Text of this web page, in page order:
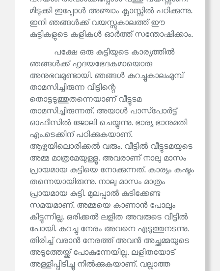
മിടുക്കി ഇപ്പോൾ അഞ്ചാം ക്ലാസ്സിൽ പഠിക്കുന്നു.
ഇനി ഞങ്ങൾക്ക് വയസ്സുകാലത്ത് ഈ
കുട്ടികളുടെ കളികൾ ഓർത്ത് സന്തോഷിക്കാം.
പക്ഷേ ഒരു കുട്ടിയുടെ കാര്യത്തിൽ
ഞങ്ങൾക്ക് ഹൃദയഭേദകമായൊരു
അനുഭവമുണ്ടായി. ഞങ്ങൾ കുറച്ചുകാലംമുമ്പ്
താമസിച്ചിരുന്ന വീട്ടിന്റെ
തൊട്ടടുത്തുതന്നെയാണ് വീട്ടുടമ
താമസിച്ചിരുന്നത്. അയാൾ പാസ്‌പോർട്ട്
ഓഫീസിൽ ജോലി ചെയ്യുന്നു. ഭാര്യ ഭാനുമതി
എം.ടെക്കിന് പഠിക്കുകയാണ്.
ആഴ്ചയിലൊരിക്കൽ വരും. വീട്ടിൽ വീട്ടുടമയുടെ
അമ്മ മാത്രമേയുള്ളൂ. അവരാണ് നാലു മാസം
പ്രായമായ കുട്ടിയെ നോക്കുന്നത്. കാര്യം കഷ്ടം
തന്നെയായിരുന്നു. നാലു മാസം മാത്രം
പ്രായമായ കുട്ടി. മുലപ്പാൽ കുടിക്കേണ്ട
സമയമാണ്. അമ്മയെ കാണാൻ പോലും
കിട്ടുന്നില്ല. ഒരിക്കൽ ലളിത അവരുടെ വീട്ടിൽ
പോയി. കുറച്ചു നേരം അവനെ എടുത്തുനടന്നു.
തിരിച്ച് വരാൻ നേരത്ത് അവൻ അച്ഛമ്മയുടെ
അടുത്തേയ്ക്ക് പോകുന്നേയില്ല. ലളിതയോട്
അള്ളിപ്പിടിച്ചു നിൽക്കുകയാണ്. വല്ലാത്ത